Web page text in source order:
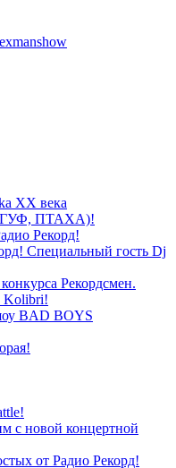
XX века
ГУФ, ПТАХА)!
Рекорд!
Специальный гость Dj
Рекордсмен.
Kolibri!
BAD BOYS
с новой концертной
от Радио Рекорд!